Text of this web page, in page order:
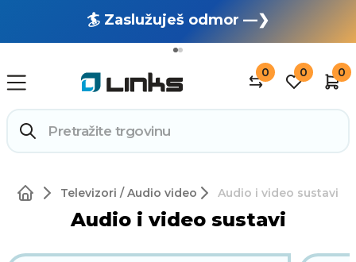
🏄 Zaslužuješ odmor —❯
🔥 OUTLET: TOTALNA RASPRODAJA —❯
0 0 0
Televizori / Audio video Audio i video sustavi
Audio i video sustavi